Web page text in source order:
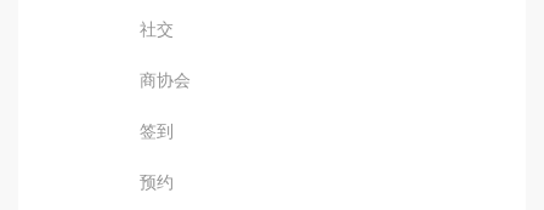
社交
商协会
签到
预约